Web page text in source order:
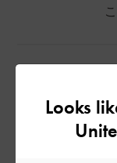
かわいい
Looks